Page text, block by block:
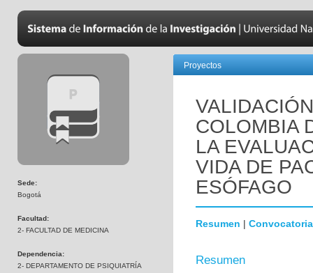
Sede:
Bogotá
Facultad:
2- FACULTAD DE MEDICINA
Dependencia:
2- DEPARTAMENTO DE PSIQUIATRÍA
Proyectos
COLOMBIA
LA
VIDA DE
ESÓFAGO
Resumen | Convocatoria
Resumen